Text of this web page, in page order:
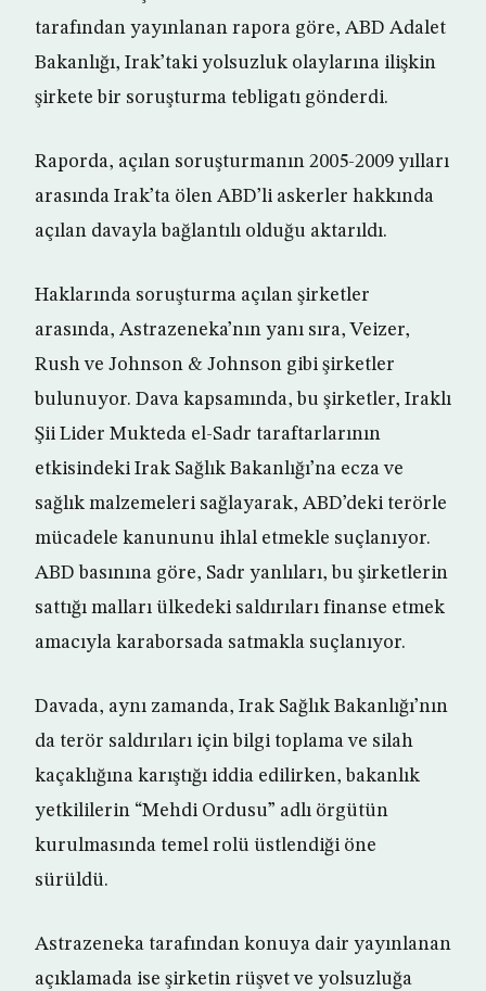
tarafından yayınlanan rapora göre, ABD Adalet
Bakanlığı, Irak’taki yolsuzluk olaylarına ilişkin
şirkete bir soruşturma tebligatı gönderdi.
Raporda, açılan soruşturmanın 2005-2009 yılları
arasında Irak’ta ölen ABD’li askerler hakkında
açılan davayla bağlantılı olduğu aktarıldı.
Haklarında soruşturma açılan şirketler
arasında, Astrazeneka’nın yanı sıra, Veizer,
Rush ve Johnson & Johnson gibi şirketler
bulunuyor. Dava kapsamında, bu şirketler, Iraklı
Şii Lider Mukteda el-Sadr taraftarlarının
etkisindeki Irak Sağlık Bakanlığı’na ecza ve
sağlık malzemeleri sağlayarak, ABD’deki terörle
mücadele kanununu ihlal etmekle suçlanıyor.
ABD basınına göre, Sadr yanlıları, bu şirketlerin
sattığı malları ülkedeki saldırıları finanse etmek
amacıyla karaborsada satmakla suçlanıyor.
Davada, aynı zamanda, Irak Sağlık Bakanlığı’nın
da terör saldırıları için bilgi toplama ve silah
kaçaklığına karıştığı iddia edilirken, bakanlık
yetkililerin “Mehdi Ordusu” adlı örgütün
kurulmasında temel rolü üstlendiği öne
sürüldü.
Astrazeneka tarafından konuya dair yayınlanan
açıklamada ise şirketin rüşvet ve yolsuzluğa